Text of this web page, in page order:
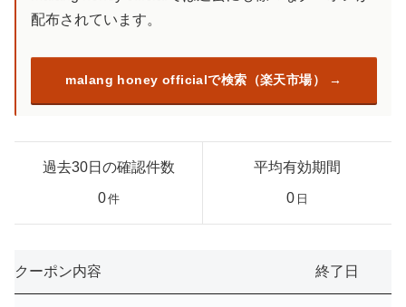
配布されています。
malang honey officialで検索（楽天市場）
過去30日の確認件数
0件
平均有効期間
0 日
クーポン内容 終了日